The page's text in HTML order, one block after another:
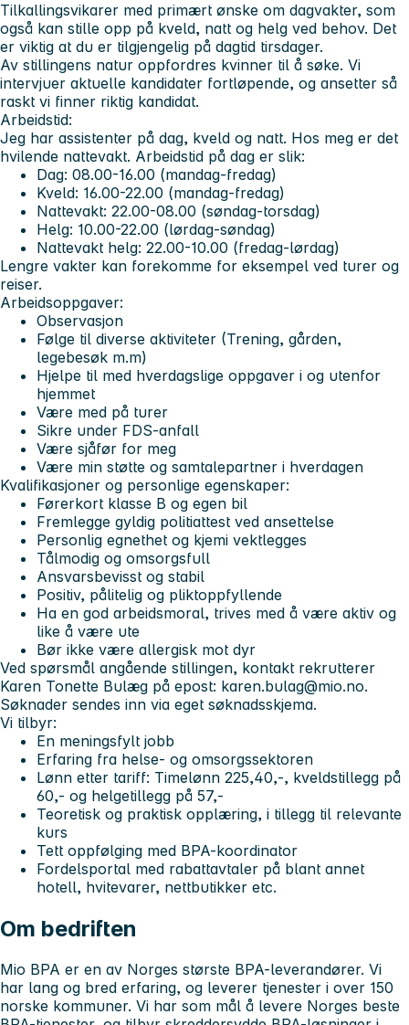
Tilkallingsvikarer med primært ønske om dagvakter, som
også kan stille opp på kveld, natt og helg ved behov. Det
er viktig at du er tilgjengelig på dagtid tirsdager.
Av stillingens natur oppfordres kvinner til å søke. Vi
intervjuer aktuelle kandidater fortløpende, og ansetter så
raskt vi finner riktig kandidat.
Arbeidstid:
Jeg har assistenter på dag, kveld og natt. Hos meg er det
hvilende nattevakt. Arbeidstid på dag er slik:
Dag: 08.00-16.00 (mandag-fredag)
Kveld: 16.00-22.00 (mandag-fredag)
Nattevakt: 22.00-08.00 (søndag-torsdag)
Helg: 10.00-22.00 (lørdag-søndag)
Nattevakt helg: 22.00-10.00 (fredag-lørdag)
Lengre vakter kan forekomme for eksempel ved turer og
reiser.
Arbeidsoppgaver:
Observasjon
Følge til diverse aktiviteter (Trening, gården,
legebesøk m.m)
Hjelpe til med hverdagslige oppgaver i og utenfor
hjemmet
Være med på turer
Sikre under FDS-anfall
Være sjåfør for meg
Være min støtte og samtalepartner i hverdagen
Kvalifikasjoner og personlige egenskaper:
Førerkort klasse B og egen bil
Fremlegge gyldig politiattest ved ansettelse
Personlig egnethet og kjemi vektlegges
Tålmodig og omsorgsfull
Ansvarsbevisst og stabil
Positiv, pålitelig og pliktoppfyllende
Ha en god arbeidsmoral, trives med å være aktiv og
like å være ute
Bør ikke være allergisk mot dyr
Ved spørsmål angående stillingen, kontakt rekrutterer
Karen Tonette Bulæg på epost: karen.bulag@mio.no.
Søknader sendes inn via eget søknadsskjema.
Vi tilbyr:
En meningsfylt jobb
Erfaring fra helse- og omsorgssektoren
Lønn etter tariff: Timelønn 225,40,-, kveldstillegg på
60,- og helgetillegg på 57,-
Teoretisk og praktisk opplæring, i tillegg til relevante
kurs
Tett oppfølging med BPA-koordinator
Fordelsportal med rabattavtaler på blant annet
hotell, hvitevarer, nettbutikker etc.
Om bedriften
Mio BPA er en av Norges største BPA-leverandører. Vi
har lang og bred erfaring, og leverer tjenester i over 150
norske kommuner. Vi har som mål å levere Norges beste